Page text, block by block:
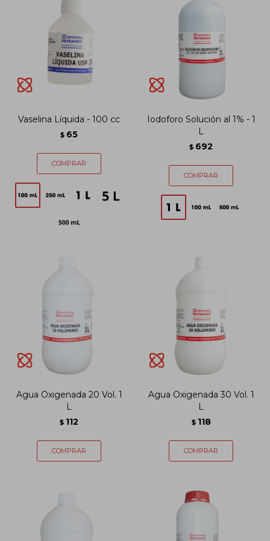
Vaselina Líquida - 100 cc
$ 65
Iodoforo Solución al 1% - 1
L
$ 692
Agua Oxigenada 20 Vol. 1
L
$ 112
Agua Oxigenada 30 Vol. 1
L
$ 118